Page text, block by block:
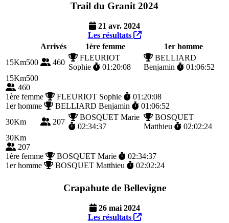
Trail du Granit 2024
21 avr. 2024
Les résultats
Arrivés
1ère femme
1er homme
15Km500
460
FLEURIOT
Sophie
01:20:08
BELLIARD
Benjamin
01:06:52
15Km500
460
1ère femme
FLEURIOT Sophie
01:20:08
1er homme
BELLIARD Benjamin
01:06:52
30Km
207
BOSQUET Marie
02:34:37
BOSQUET
Matthieu
02:02:24
30Km
207
1ère femme
BOSQUET Marie
02:34:37
1er homme
BOSQUET Matthieu 02:02:24
Crapahute de Bellevigne
26 mai 2024
Les résultats